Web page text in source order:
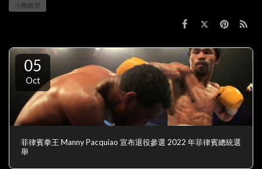
小熊維尼
05
Oct
菲律賓拳王 Manny Pacquiao 宣布退役參選 2022 年菲律賓總統選
舉